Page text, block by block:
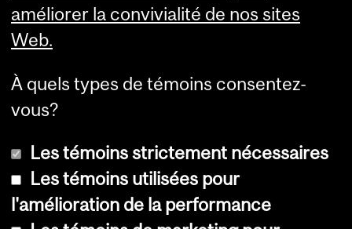
Contact
© Université McGill, 2026
améliorer la convivialité de nos sites
Web.
À quels types de témoins consentez-
vous?
Les témoins strictement nécessaires
Les témoins utilisées pour
l'amélioration de la performance